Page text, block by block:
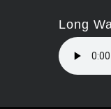
Long